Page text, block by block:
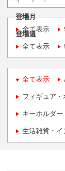
登場月
全て表示
登場週
全て表示
全て表示
フィギュア・
キーホルダ
生活雑貨・イ